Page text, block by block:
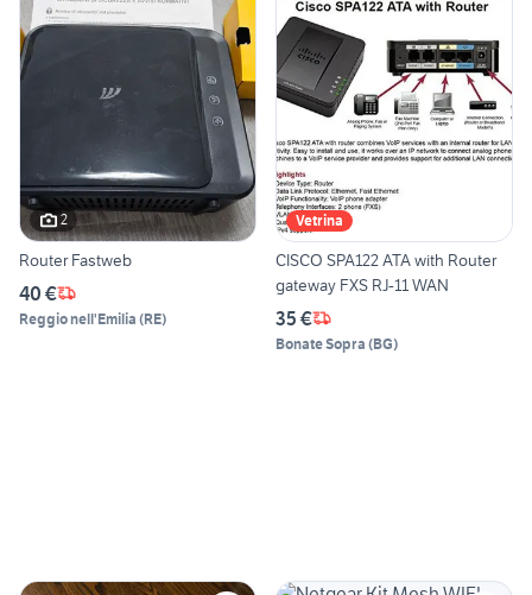
2
Router Fastweb
40 €
Reggio nell'Emilia (RE)
Vetrina
CISCO SPA122 ATA with Router
gateway FXS RJ-11 WAN
35 €
Bonate Sopra (BG)